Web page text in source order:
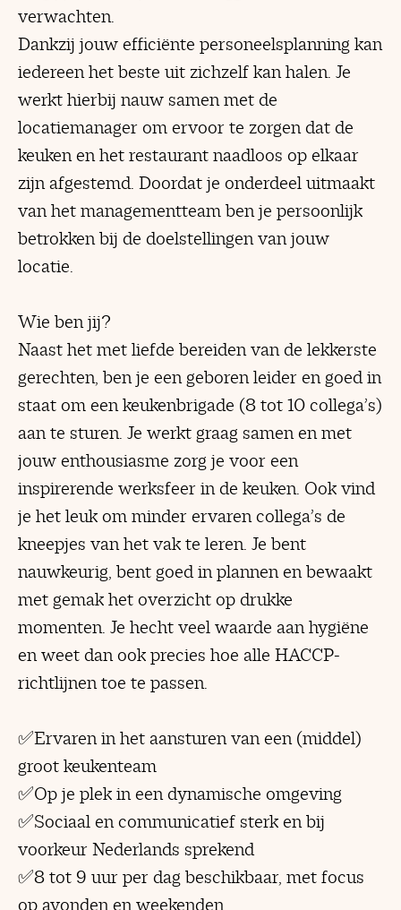
verwachten.
Dankzij jouw efficiënte personeelsplanning kan
iedereen het beste uit zichzelf kan halen. Je
werkt hierbij nauw samen met de
locatiemanager om ervoor te zorgen dat de
keuken en het restaurant naadloos op elkaar
zijn afgestemd. Doordat je onderdeel uitmaakt
van het managementteam ben je persoonlijk
betrokken bij de doelstellingen van jouw
locatie.
Wie ben jij?
Naast het met liefde bereiden van de lekkerste
gerechten, ben je een geboren leider en goed in
staat om een keukenbrigade (8 tot 10 collega’s)
aan te sturen. Je werkt graag samen en met
jouw enthousiasme zorg je voor een
inspirerende werksfeer in de keuken. Ook vind
je het leuk om minder ervaren collega’s de
kneepjes van het vak te leren. Je bent
nauwkeurig, bent goed in plannen en bewaakt
met gemak het overzicht op drukke
momenten. Je hecht veel waarde aan hygiëne
en weet dan ook precies hoe alle HACCP-
richtlijnen toe te passen.
✅Ervaren in het aansturen van een (middel)
groot keukenteam
✅Op je plek in een dynamische omgeving
✅Sociaal en communicatief sterk en bij
voorkeur Nederlands sprekend
✅8 tot 9 uur per dag beschikbaar, met focus
op avonden en weekenden